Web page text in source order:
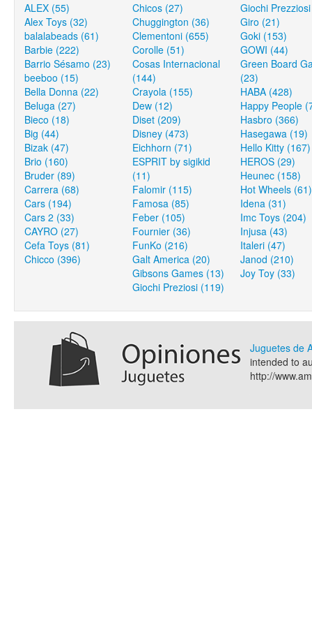
ALEX (55)
Alex Toys (32)
balalabeads (61)
Barbie (222)
Barrio Sésamo (23)
beeboo (15)
Bella Donna (22)
Beluga (27)
Bieco (18)
Big (44)
Bizak (47)
Brio (160)
Bruder (89)
Carrera (68)
Cars (194)
Cars 2 (33)
CAYRO (27)
Cefa Toys (81)
Chicco (396)
Chicos (27)
Chuggington (36)
Clementoni (655)
Corolle (51)
Cosas Internacional
(144)
Crayola (155)
Dew (12)
Diset (209)
Disney (473)
Eichhorn (71)
ESPRIT by sigikid
(11)
Falomir (115)
Famosa (85)
Feber (105)
Fournier (36)
FunKo (216)
Galt America (20)
Gibsons Games (13)
Giochi Preziosi (119)
Giochi
Giro (21)
Goki (153)
GOWI (44)
Green Board
(23)
HABA (428)
Happy People
Hasbro (366)
Hasegawa (19)
Hello Kitty (167)
HEROS (29)
Heunec (158)
Hot Wheels (61)
Idena (31)
Imc Toys (204)
Injusa (43)
Italeri (47)
Janod (210)
Joy Toy (33)
Juguetes de
intended to
http://